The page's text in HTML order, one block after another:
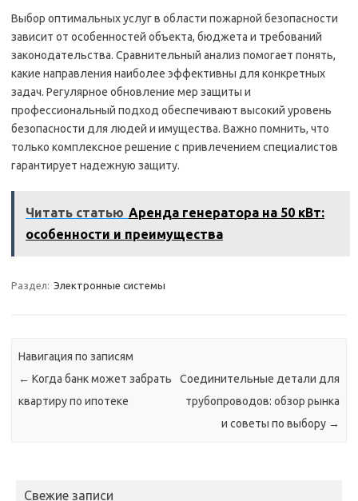
Выбор оптимальных услуг в области пожарной безопасности
зависит от особенностей объекта, бюджета и требований
законодательства. Сравнительный анализ помогает понять,
какие направления наиболее эффективны для конкретных
задач. Регулярное обновление мер защиты и
профессиональный подход обеспечивают высокий уровень
безопасности для людей и имущества. Важно помнить, что
только комплексное решение с привлечением специалистов
гарантирует надежную защиту.
Читать статью Аренда генератора на 50 кВт:
особенности и преимущества
Раздел: Электронные системы
Навигация по записям
← Когда банк может забрать
квартиру по ипотеке
Соединительные детали для
трубопроводов: обзор рынка
и советы по выбору →
Свежие записи